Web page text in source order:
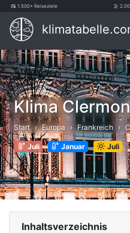
1.500+ Reiseziele
Klima
Start Europa Frankreich
Juli Januar Juli
Inhaltsverzeichnis